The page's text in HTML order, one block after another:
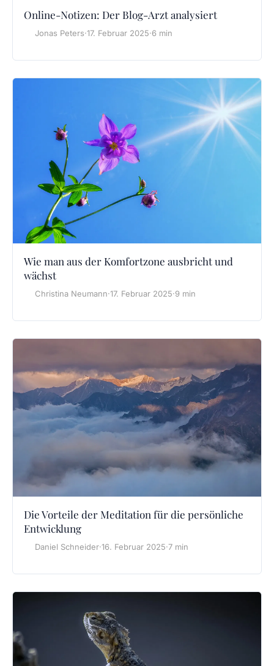
Online-Notizen: Der Blog-Arzt analysiert
Jonas Peters·17. Februar 2025·6 min
Wie man aus der Komfortzone ausbricht und
wächst
Christina Neumann·17. Februar 2025·9 min
Die Vorteile der Meditation für die persönliche
Entwicklung
Daniel Schneider·16. Februar 2025·7 min